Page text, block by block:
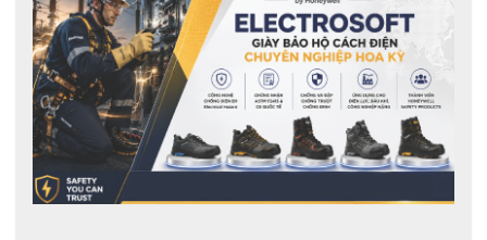
bên trong của găng tay 2091942 là màu đen
Cổ tay cuộn
Bảo quản găng tay cách điện
Găng tay được sử dụng thường xuyên nên được
kiểm tra trong chu kì khoản 6 tháng 1 lần
Găng tay ít sử dụng đôi khi nên kiểm tra 12 tháng 1